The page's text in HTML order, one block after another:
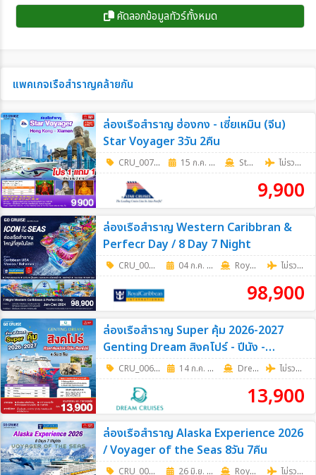
ประเภทห้องพัก
ผู้ใหญ่คนที่ 3 และ 4
3,900
เด็กอายุต่ำกว่า 12 ปี
-
เด็กทารก
-
พักเดี่ยว
28 มี.ค. 70 - 30 มี.ค. 70
ประเภทห้องพัก
Oceanview Stateroom
พักห้องละ 2 ท่าน
10,900
ผู้ใหญ่คนที่ 3 และ 4
3,900
เด็กอายุต่ำกว่า 12 ปี
-
เด็กทารก
-
พักเดี่ยว
17,900
คัดลอกข้อมูลทัวร์ทั้งหมด
แพคเกจเรือสำราญคล้ายกัน
ล่องเรือสำราญ ฮ่องกง - เซี่ยเหมิน (จีน)
Star Voyager 3วัน 2คืน
CRU_0074 3วัน 2คืน
15 ก.ค. 69 - 19 ส.ค. 69 Star Cruises ไม่รวมตั๋วเครื่องบิน
9,900
ล่องเรือสำราญ Western Caribbran &
Perfecr Day / 8 Day 7 Night
CRU_0063 8วัน 7คืน
04 ก.ค. 69 - 26 ธ.ค. 69 RoyalCaribbean ไม่รวมตั๋วเครื่องบิน
98,900
ล่องเรือสำราญ Super คุ้ม 2026-2027
Genting Dream สิงคโปร์ - ปีนัง -
กัวลาลัมเปอร์(พอร์ตคลัง) - สิงคโปร์ เดิน
ทางวันอังคาร 4วัน 3คืน
CRU_0067 4วัน 3คืน
14 ก.ค. 69 - 17 พ.ย. 69 Dream Cruise ไม่รวมตั๋วเครื่องบิน
13,900
ล่องเรือสำราญ Alaska Experience 2026
/ Voyager of the Seas 8วัน 7คืน
CRU_0069 8วัน 7คืน
26 มิ.ย. 69 - 25 ก.ย. 69 RoyalCaribbean ไม่รวมตั๋วเครื่องบิน